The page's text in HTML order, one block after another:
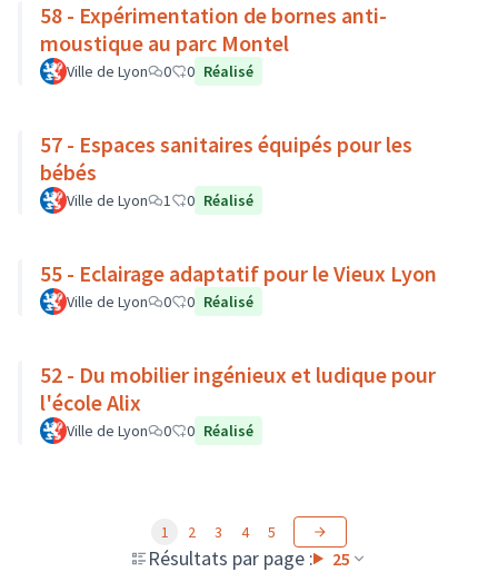
58 - Expérimentation de bornes anti-
moustique au parc Montel
Ville de Lyon 0 0 Réalisé
57 - Espaces sanitaires équipés pour les
bébés
Ville de Lyon 1 0 Réalisé
55 - Eclairage adaptatif pour le Vieux Lyon
Ville de Lyon 0 0 Réalisé
52 - Du mobilier ingénieux et ludique pour
l'école Alix
Ville de Lyon 0 0 Réalisé
Résultats par page : 25
1 2 3 4 5